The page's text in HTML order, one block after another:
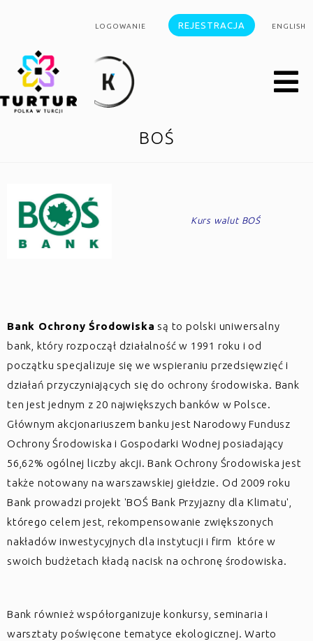
LOGOWANIE REJESTRACJA ENGLISH
BOŚ
Kurs walut BOŚ
Bank Ochrony Środowiska są to polski uniwersalny
bank, który rozpoczął działalność w 1991 roku i od
początku specjalizuje się we wspieraniu przedsięwzięć i
działań przyczyniających się do ochrony środowiska. Bank
ten jest jednym z 20 największych banków w Polsce.
Głównym akcjonariuszem banku jest Narodowy Fundusz
Ochrony Środowiska i Gospodarki Wodnej posiadający
56,62% ogólnej liczby akcji. Bank Ochrony Środowiska jest
także notowany na warszawskiej giełdzie. Od 2009 roku
Bank prowadzi projekt 'BOŚ Bank Przyjazny dla Klimatu',
którego celem jest, rekompensowanie zwiększonych
nakładów inwestycyjnych dla instytucji i firm które w
swoich budżetach kładą nacisk na ochronę środowiska.
Bank również współorganizuje konkursy, seminaria i
warsztaty poświęcone tematyce ekologicznej. Warto